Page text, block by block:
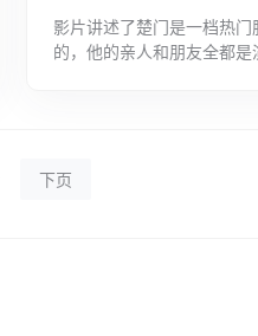
影片讲述了楚门是一档热
的，他的亲人和朋友全都
下页